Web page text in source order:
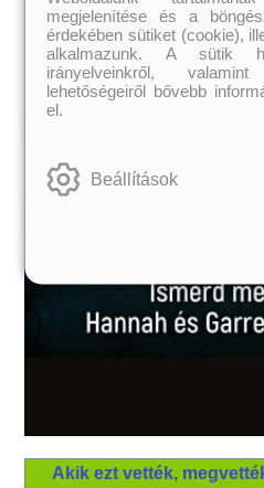
Akik ezt vették,
megjelenítése és a
érdekében sütiket (cookie),
alkalmazunk. A sütik
irányelveinkről,
lehetőségeiről bővebb
el.
Beállítások